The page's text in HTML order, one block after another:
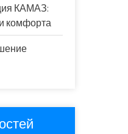
КАМАЗ:
комфорта